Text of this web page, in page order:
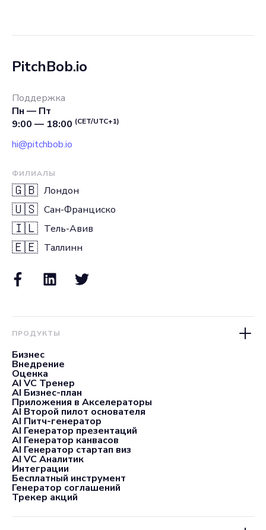
PitchBob.io
Поддержка
Пн — Пт
9:00 — 18:00 (CET/UTC+1)
hi@pitchbob.io
ФИЛИАЛЫ
🇬🇧 Лондон
🇺🇸 Сан-Франциско
🇮🇱 Тель-Авив
🇪🇪 Таллинн
ПРОДУКТЫ
Бизнес
Внедрение
Оценка
AI VC Тренер
AI Бизнес-план
Приложения в Акселераторы
AI Второй пилот основателя
AI Питч-генератор
AI Генератор презентаций
AI Генератор канвасов
AI Генератор стартап виз
AI VC Аналитик
Интеграции
Бесплатный инструмент
Генератор соглашений
Трекер акций